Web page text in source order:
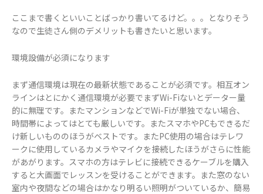
ここまで書くといいことばっかり書いてるけど。。。となりそう
なので生徒さん側のデメリットも書きたいと思います。
環境設備が必須になります
まず通信環境は現在の最新状態であることが必須です。相互オン
ラインはとにかく通信環境が必要でまずWi-Fiないとデーター量
的に無理です。またマンションなどでWi-Fiが単独でない場合、
時間帯によってはとても厳しいです。またスマホやPCもできるだ
け新しいもののほうがベストです。またPC使用の場合はテレワ
ークに使用しているカメラやマイクを接続したほうがさらに性能
があがります。スマホの方はテレビに接続できるケーブルを購入
すると大画面でレッスンを受けることができます。また窓のない
室内や夜間などの場合はかなり明るい照明がついているか、簡易